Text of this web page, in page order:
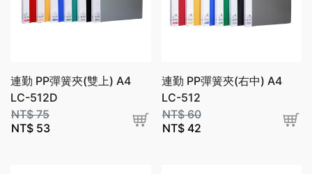
連勤 PP彈簧夾(雙上) A4
LC-512D
NT$75
NT$ 53
連勤 PP彈簧夾(右中) A4
LC-512
NT$60
NT$42